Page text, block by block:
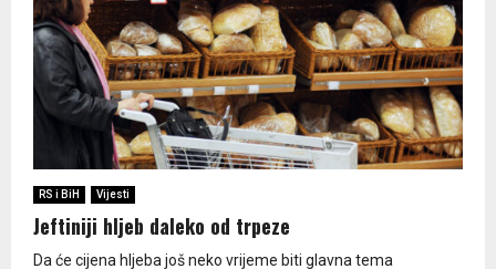
RS i BiH Vijesti
Jeftiniji hljeb daleko od trpeze
Da će cijena hljeba još neko vrijeme biti glavna tema